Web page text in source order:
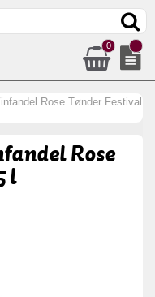
0
Rose Tønder Festival
Rose
l